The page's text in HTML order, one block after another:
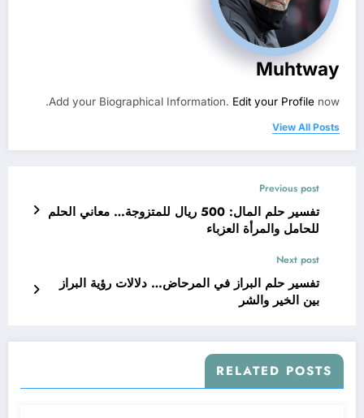
Muhtway
Add your Biographical Information. Edit your Profile now.
View All Posts
Previous post
تفسير حلم المال: 500 ريال للمتزوجة… معاني الحلم
للحامل والمرأة العزباء
Next post
تفسير حلم البراز في المرحاض… دلالات رؤية البراز
بين الخير والشر
RELATED POSTS